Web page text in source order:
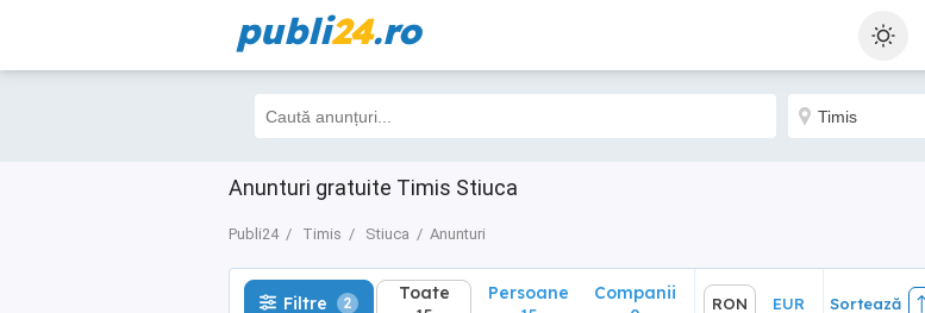
publi24.ro
Anunturi gratuite Timis Stiuca
Publi24 Timis Stiuca Anunturi
Filtre 2 Toate
15
Sortează
Filtre 2 Toate Persoane Companii RON EUR Sortează